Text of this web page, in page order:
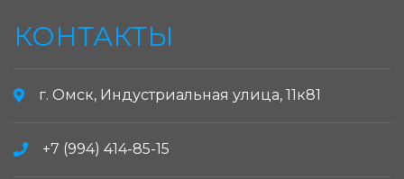
КОНТАКТЫ
г. Омск, Индустриальная улица, 11к81
+7 (994) 414-85-15